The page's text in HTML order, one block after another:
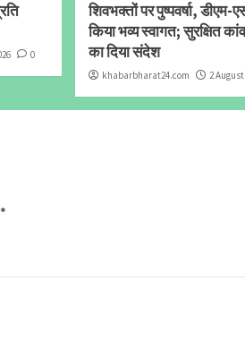
0
शिवभक्तों पर पुष्पवर्षा, डीएम-
किया भव्य स्वागत; सुरक्षित
का दिया संदेश
khabarbharat24.com 2 August
*